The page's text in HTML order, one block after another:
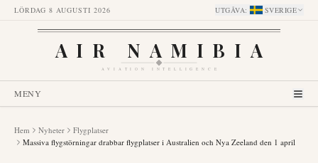
LÖRDAG 8 AUGUSTI 2026 UTGÅVA: SVERIGE
AIR NAMIBIA
AVIATION INTELLIGENCE
MENY
Hem Nyheter
Flygplatser
Massiva flygstörningar drabbar flygplatser i Australien och Nya Zeeland den 1 april